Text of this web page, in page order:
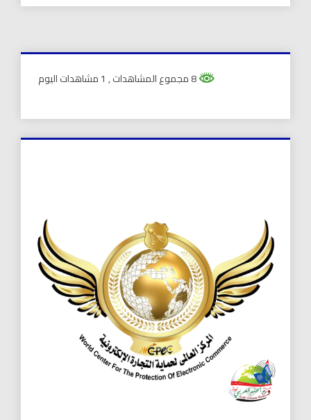
, 1 مشاهدات اليوم